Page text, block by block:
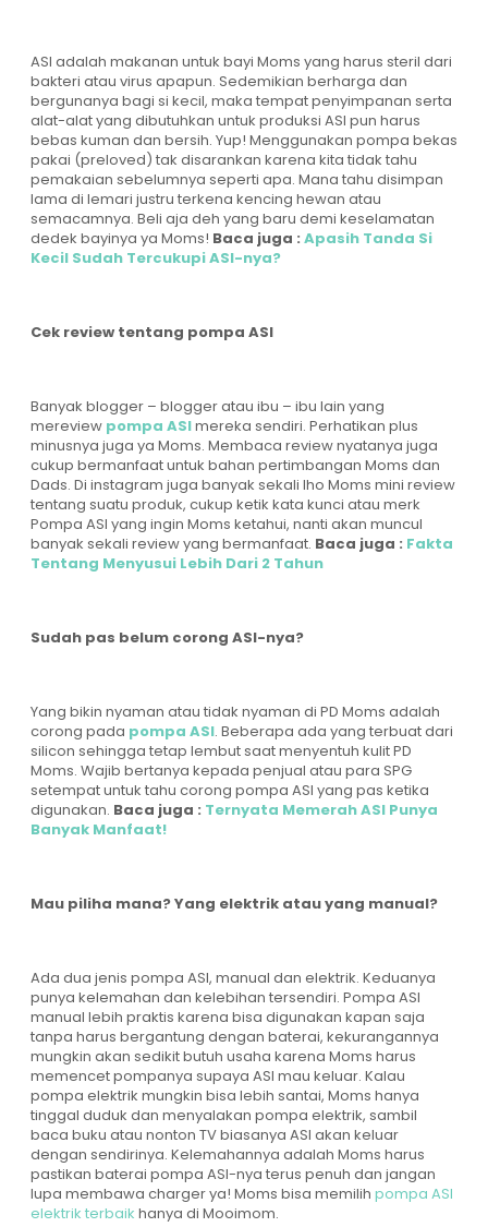
ASI adalah makanan untuk bayi Moms yang harus steril dari
bakteri atau virus apapun. Sedemikian berharga dan
bergunanya bagi si kecil, maka tempat penyimpanan serta
alat-alat yang dibutuhkan untuk produksi ASI pun harus
bebas kuman dan bersih. Yup! Menggunakan pompa bekas
pakai (preloved) tak disarankan karena kita tidak tahu
pemakaian sebelumnya seperti apa. Mana tahu disimpan
lama di lemari justru terkena kencing hewan atau
semacamnya. Beli aja deh yang baru demi keselamatan
dedek bayinya ya Moms! Baca juga : Apasih Tanda Si
Kecil Sudah Tercukupi ASI-nya?
Cek review tentang pompa ASI
Banyak blogger – blogger atau ibu – ibu lain yang
mereview pompa ASImereka sendiri. Perhatikan plus
minusnya juga ya Moms. Membaca review nyatanya juga
cukup bermanfaat untuk bahan pertimbangan Moms dan
Dads. Di instagram juga banyak sekali lho Moms mini review
tentang suatu produk, cukup ketik kata kunci atau merk
Pompa ASI yang ingin Moms ketahui, nanti akan muncul
banyak sekali review yang bermanfaat. Baca juga : Fakta
Tentang Menyusui Lebih Dari 2 Tahun
Sudah pas belum corong ASI-nya?
Yang bikin nyaman atau tidak nyaman di PD Moms adalah
corong pada pompa ASI. Beberapa ada yang terbuat dari
silicon sehingga tetap lembut saat menyentuh kulit PD
Moms. Wajib bertanya kepada penjual atau para SPG
setempat untuk tahu corong pompa ASI yang pas ketika
digunakan. Baca juga : Ternyata Memerah ASI Punya
Banyak Manfaat!
Mau piliha mana? Yang elektrik atau yang manual?
Ada dua jenis pompa ASI, manual dan elektrik. Keduanya
punya kelemahan dan kelebihan tersendiri. Pompa ASI
manual lebih praktis karena bisa digunakan kapan saja
tanpa harus bergantung dengan baterai, kekurangannya
mungkin akan sedikit butuh usaha karena Moms harus
memencet pompanya supaya ASI mau keluar. Kalau
pompa elektrik mungkin bisa lebih santai, Moms hanya
tinggal duduk dan menyalakan pompa elektrik, sambil
baca buku atau nonton TV biasanya ASI akan keluar
dengan sendirinya. Kelemahannya adalah Moms harus
pastikan baterai pompa ASI-nya terus penuh dan jangan
lupa membawa charger ya! Moms bisa memilih pompa ASI
elektrik terbaik hanya di Mooimom.